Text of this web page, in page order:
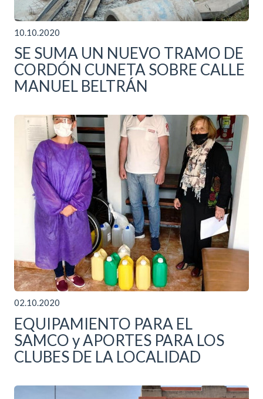
10.10.2020
SE SUMA UN NUEVO TRAMO DE
CORDÓN CUNETA SOBRE CALLE
MANUEL BELTRÁN
02.10.2020
EQUIPAMIENTO PARA EL
SAMCO y APORTES PARA LOS
CLUBES DE LA LOCALIDAD